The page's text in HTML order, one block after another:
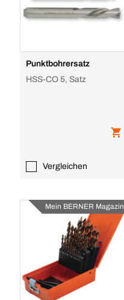
Punktbohrersatz
HSS-CO 5, Satz
Vergleichen
Mein BERNER Magazin